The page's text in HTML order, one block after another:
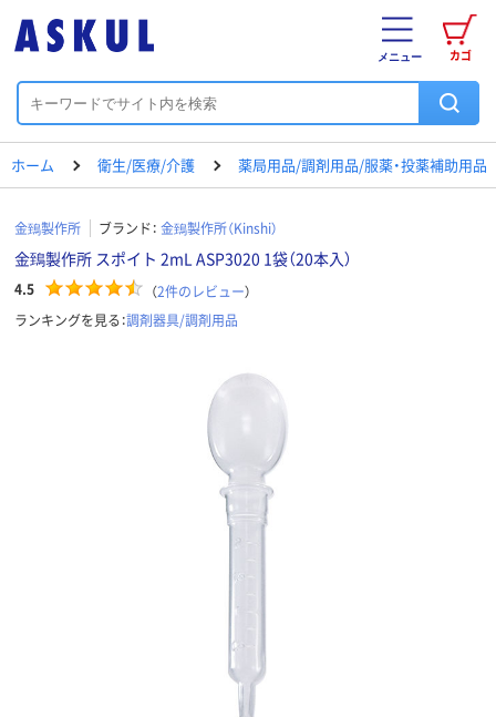
カゴ
メニュー
ホーム 衛生/医療/介護 薬局用品/調剤用品/服薬・投薬補助用品
金鵄製作所 ブランド： 金鵄製作所（Kinshi）
金鵄製作所 スポイト 2mL ASP3020 1袋（20本入）
4.5 （2件のレビュー）
ランキングを見る：調剤器具/調剤用品